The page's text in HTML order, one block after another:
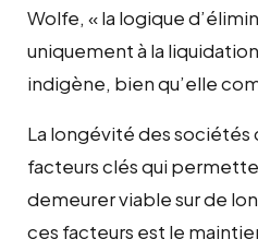
Wolfe, « la logique
uniquement à la
indigène, bien qu’elle
La longévité des
facteurs clés qui
demeurer viable sur de
ces facteurs est le